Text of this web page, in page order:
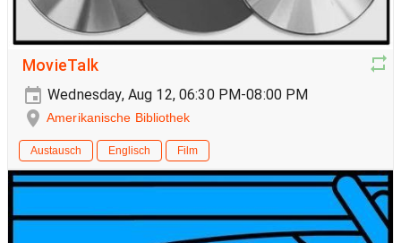
MovieTalk
Wednesday, Aug 12, 06:30 PM-08:00 PM
Amerikanische Bibliothek
Austausch Englisch Film